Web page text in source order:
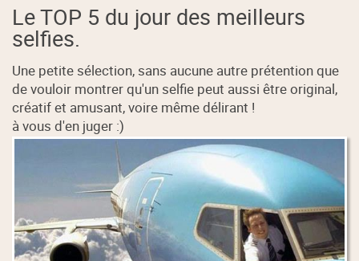
Le TOP 5 du jour des meilleurs
selfies.
Une petite sélection, sans aucune autre prétention que
de vouloir montrer qu'un selfie peut aussi être original,
créatif et amusant, voire même délirant !
à vous d'en juger :)